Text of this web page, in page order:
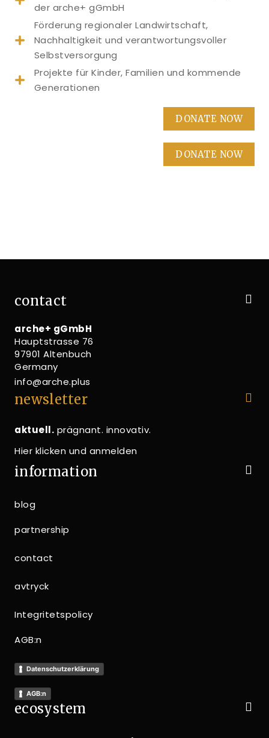
der arche+ gGmbH
Förderung regionaler Landwirtschaft,
Nachhaltigkeit und verantwortungsvoller
Selbstversorgung
Projekte für Kinder, Familien und kommende
Generationen
DONATE NOW
DONATE NOW
contact
arche+ gGmbH
Hauptstrasse 76
97901 Altenbuch
Germany
info@arche.plus
newsletter
aktuell. prägnant. innovativ.
Hier klicken und anmelden
information
blog
partnership
contact
avtryck
Integritetspolicy
AGB:n
Datenschutzerklärung
AGB:n
ecosystem